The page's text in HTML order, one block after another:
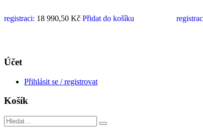
registraci: 18 990,50 Kč Přidat do košíku
Účet
Přihlásit se / registrovat
Košík
Search
for: